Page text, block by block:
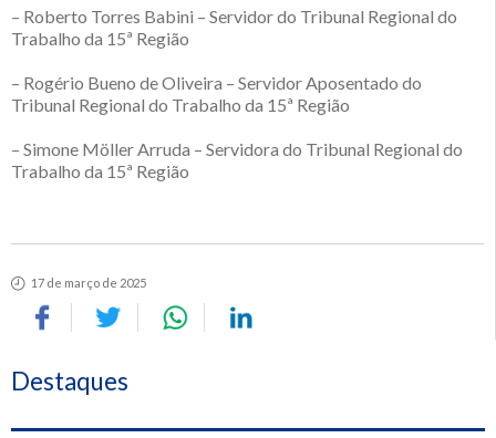
– Roberto Torres Babini – Servidor do Tribunal Regional do
Trabalho da 15ª Região
– Rogério Bueno de Oliveira – Servidor Aposentado do
Tribunal Regional do Trabalho da 15ª Região
– Simone Möller Arruda – Servidora do Tribunal Regional do
Trabalho da 15ª Região
17 de março de 2025
Destaques